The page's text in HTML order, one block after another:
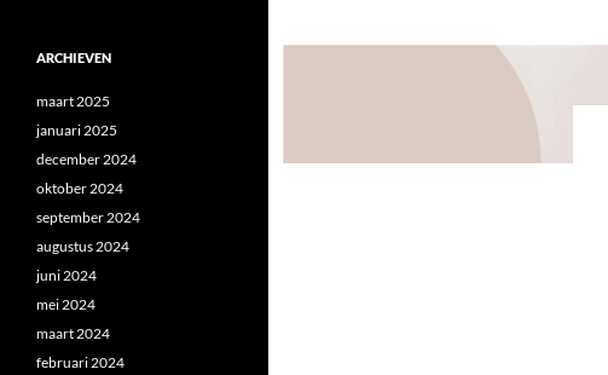
ARCHIEVEN
maart 2025
januari 2025
december 2024
oktober 2024
september 2024
augustus 2024
juni 2024
mei 2024
maart 2024
februari 2024